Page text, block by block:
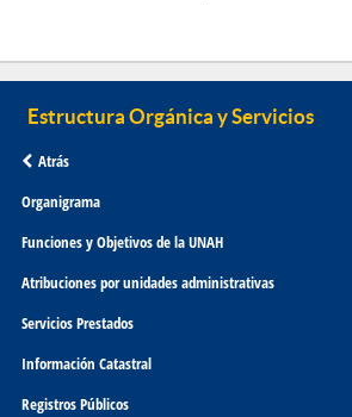
Atrás
Organigrama
Funciones y Objetivos de la UNAH
Atribuciones por unidades administrativas
Servicios Prestados
Información Catastral
Registros Públicos